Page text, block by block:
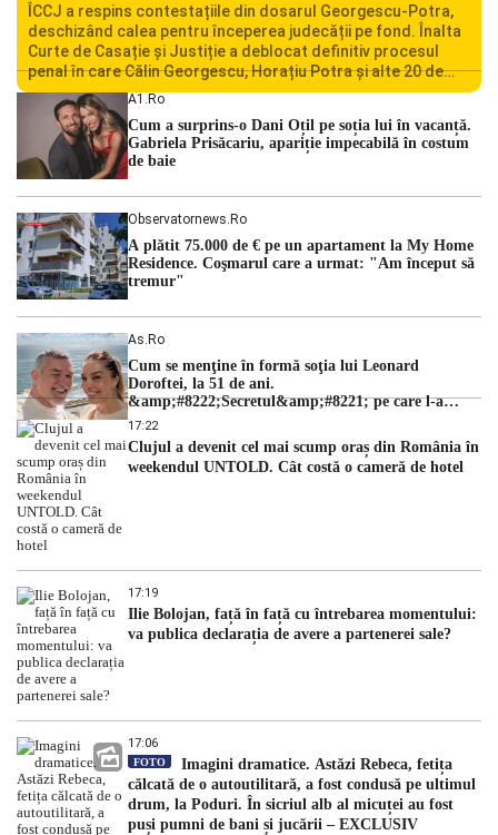
ÎCCJ a respins contestațiile din dosarul Georgescu-Potra,
deschizând calea pentru începerea judecății pe fond. Înalta
Curte de Casație și Justiție a deblocat definitiv procesul
penal în care Călin Georgescu, Horațiu Potra și alte 20 de
persoane sunt acuzați de acțiuni îndreptate împotriva
ordinii constituționale. În ședința din camera preliminară,
judecătorii de la instanța supremă au […]
A1.ro
Cum a surprins-o Dani Oțil pe soția lui în vacanță.
Gabriela Prisăcariu, apariție impecabilă în costum
de baie
Observatornews.ro
A plătit 75.000 de € pe un apartament la My Home
Residence. Coşmarul care a urmat: "Am început să
tremur"
As.ro
Cum se menţine în formă soţia lui Leonard
Doroftei, la 51 de ani.
&amp;#8222;Secretul&amp;#8221; pe care l-a
dezvăluit
17:22
Clujul a devenit cel mai scump oraș din România în
weekendul UNTOLD. Cât costă o cameră de hotel
17:19
Ilie Bolojan, față în față cu întrebarea momentului:
va publica declarația de avere a partenerei sale?
17:06
FOTO
Imagini dramatice. Astăzi Rebeca, fetița
călcată de o autoutilitară, a fost condusă pe ultimul
drum, la Poduri. În sicriul alb al micuței au fost
puși pumni de bani și jucării – EXCLUSIV